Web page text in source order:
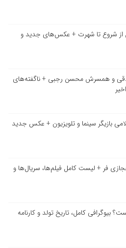
از شروع تا شهرت + عکس‌های جدید و
و همسرش محسن رجبی + ناگفته‌های
بازیگر سینما و تلویزیون + عکس جدید
فر + لیست کامل فیلم‌ها، سریال‌ها و
بیوگرافی کامل، تاریخ تولد و کارنامه